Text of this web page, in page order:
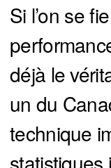
Si l’on se
déjà le
un du
technique